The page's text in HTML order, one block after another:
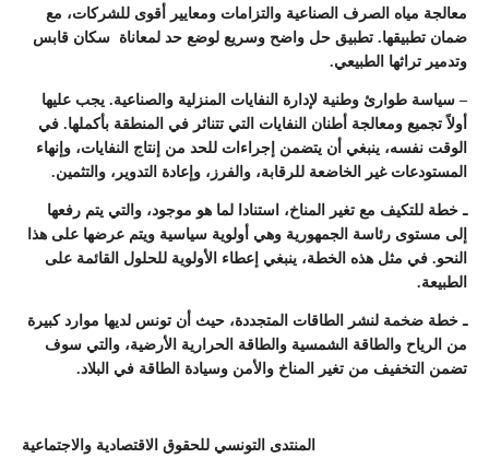
معالجة مياه الصرف الصناعية والتزامات ومعايير أقوى للشركات، مع
ضمان تطبيقها. تطبيق حل واضح وسريع لوضع حد لمعاناة سكان قابس
وتدمير تراثها الطبيعي.
– سياسة طوارئ وطنية لإدارة النفايات المنزلية والصناعية. يجب عليها
أولاً تجميع ومعالجة أطنان النفايات التي تتناثر في المنطقة بأكملها. في
الوقت نفسه، ينبغي أن يتضمن إجراءات للحد من إنتاج النفايات، وإنهاء
المستودعات غير الخاضعة للرقابة، والفرز، وإعادة التدوير، والتثمين.
ـ خطة للتكيف مع تغير المناخ، استنادا لما هو موجود، والتي يتم رفعها
إلى مستوى رئاسة الجمهورية وهي أولوية سياسية ويتم عرضها على هذا
النحو. في مثل هذه الخطة، ينبغي إعطاء الأولوية للحلول القائمة على
الطبيعة.
ـ خطة ضخمة لنشر الطاقات المتجددة، حيث أن تونس لديها موارد كبيرة
من الرياح والطاقة الشمسية والطاقة الحرارية الأرضية، والتي سوف
تضمن التخفيف من تغير المناخ والأمن وسيادة الطاقة في البلاد.
المنتدى التونسي للحقوق الاقتصادية والاجتماعية